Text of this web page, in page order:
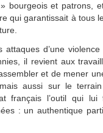
bourgeois et patrons,
qui garantissait à tous
attaques d’une
il revient aux
et de mener
aussi sur le
français l’outil qui lui
: un authentique